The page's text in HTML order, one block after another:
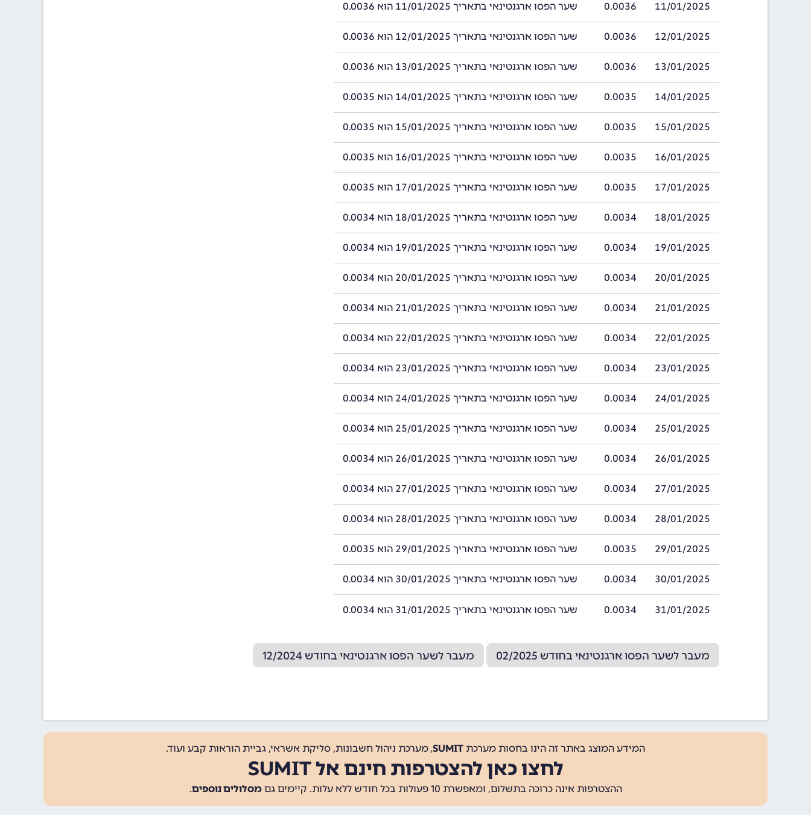
11/01/2025
0.0036 שער הפסו ארגנטינאי בתאריך 11/01/2025 הוא 0.0036
12/01/2025
0.0036 שער הפסו ארגנטינאי בתאריך 12/01/2025 הוא 0.0036
13/01/2025
0.0036 שער הפסו ארגנטינאי בתאריך 13/01/2025 הוא 0.0036
14/01/2025
0.0035 שער הפסו ארגנטינאי בתאריך 14/01/2025 הוא 0.0035
15/01/2025
0.0035 שער הפסו ארגנטינאי בתאריך 15/01/2025 הוא 0.0035
16/01/2025
0.0035 שער הפסו ארגנטינאי בתאריך 16/01/2025 הוא 0.0035
17/01/2025
0.0035 שער הפסו ארגנטינאי בתאריך 17/01/2025 הוא 0.0035
18/01/2025
0.0034 שער הפסו ארגנטינאי בתאריך 18/01/2025 הוא 0.0034
19/01/2025
0.0034 שער הפסו ארגנטינאי בתאריך 19/01/2025 הוא 0.0034
20/01/2025
0.0034 שער הפסו ארגנטינאי בתאריך 20/01/2025 הוא 0.0034
21/01/2025
0.0034 שער הפסו ארגנטינאי בתאריך 21/01/2025 הוא 0.0034
22/01/2025
0.0034 שער הפסו ארגנטינאי בתאריך 22/01/2025 הוא 0.0034
23/01/2025
0.0034 שער הפסו ארגנטינאי בתאריך 23/01/2025 הוא 0.0034
24/01/2025
0.0034 שער הפסו ארגנטינאי בתאריך 24/01/2025 הוא 0.0034
25/01/2025
0.0034 שער הפסו ארגנטינאי בתאריך 25/01/2025 הוא 0.0034
26/01/2025
0.0034 שער הפסו ארגנטינאי בתאריך 26/01/2025 הוא 0.0034
27/01/2025
0.0034 שער הפסו ארגנטינאי בתאריך 27/01/2025 הוא 0.0034
28/01/2025
0.0034 שער הפסו ארגנטינאי בתאריך 28/01/2025 הוא 0.0034
29/01/2025
0.0035 שער הפסו ארגנטינאי בתאריך 29/01/2025 הוא 0.0035
30/01/2025
0.0034 שער הפסו ארגנטינאי בתאריך 30/01/2025 הוא 0.0034
31/01/2025
0.0034 שער הפסו ארגנטינאי בתאריך 31/01/2025 הוא 0.0034
מעבר לשער הפסו ארגנטינאי בחודש 02/2025 מעבר לשער הפסו ארגנטינאי בחודש 12/2024
המידע המוצג באתר זה הינו בחסות מערכת SUMIT, מערכת ניהול חשבונות, סליקת אשראי, גביית הוראות קבע ועוד.
לחצו כאן להצטרפות חינם אל SUMIT
ההצטרפות אינה כרוכה בתשלום, ומאפשרת 10 פעולות בכל חודש ללא עלות. קיימים גם מסלולים נוספים.